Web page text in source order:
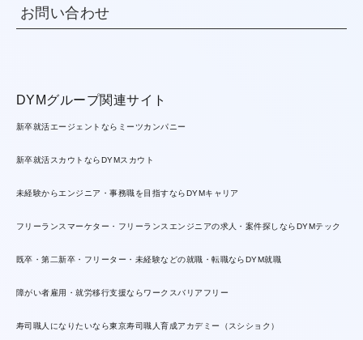
お問い合わせ
DYMグループ関連サイト
新卒就活エージェントならミーツカンパニー
新卒就活スカウトならDYMスカウト
未経験からエンジニア・事務職を目指すならDYMキャリア
フリーランスマーケター・フリーランスエンジニアの求人・案件探しならDYMテック
既卒・第二新卒・フリーター・未経験などの就職・転職ならDYM就職
障がい者雇用・就労移行支援ならワークスバリアフリー
寿司職人になりたいなら東京寿司職人育成アカデミー（スシショク）